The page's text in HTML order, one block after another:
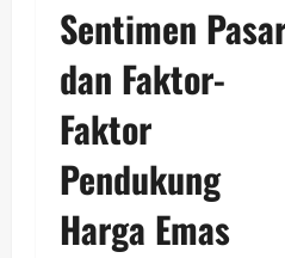
Sentimen
dan Faktor-
Faktor
Pendukung
Harga Emas